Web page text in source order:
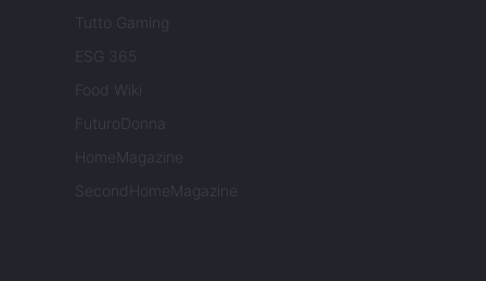
Tutto Gaming
ESG 365
Food Wiki
FuturoDonna
HomeMagazine
SecondHomeMagazine